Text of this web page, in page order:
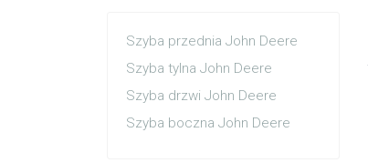
Szyba przednia John Deere
Szyba tylna John Deere
Szyba drzwi John Deere
Szyba boczna John Deere